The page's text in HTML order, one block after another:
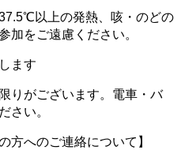
以上の発熱、咳・のどの
加をご遠慮ください。
ます
りがございます。電車・バ
さい。
方へのご連絡について】